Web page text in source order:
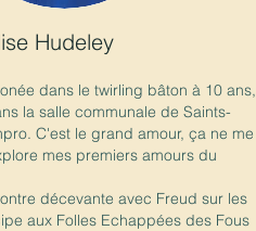
Hudeley
dans le twirling bâton à 10 ans,
la salle communale de Saints-
C'est le grand amour, ça ne me
mes premiers amours du
décevante avec Freud sur les
aux Folles Echappées des Fous